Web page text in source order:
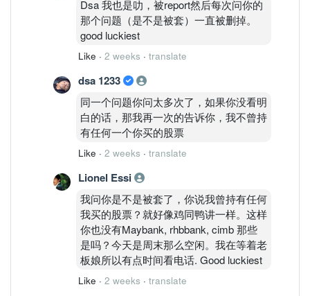
Dsa 我也是叻，被report然后每次问你的
那个问题（是不是被套）一直被删掉。
good luckiest
Like · 2 weeks · translate
dsa 1233
同一个问题你问太多次了，如果你没看明
白的话，那我再一次的告诉你，我不曾持
有任何一个你买的股票
Like · 2 weeks · translate
Lionel Essi
我问你是不是被套了，你说我曾持有任何
我买的股票？就好像鸡同鸭讲一样。这样
你也没有Maybank, rhbbank, cimb 那些
是吗？今天是周末那么空闲。我在等着老
板娘所以有点时间看电话. Good luckiest
Like · 2 weeks · translate